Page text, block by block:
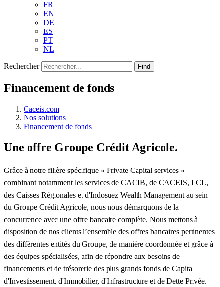
FR
EN
DE
ES
PT
NL
Rechercher Find
Financement de fonds
Caceis.com
Nos solutions
Financement de fonds
Une offre Groupe Crédit Agricole.
Grâce à notre filière spécifique « Private Capital services »
combinant notamment les services de CACIB, de CACEIS, LCL,
des Caisses Régionales et d'Indosuez Wealth Management au sein
du Groupe Crédit Agricole, nous nous démarquons de la
concurrence avec une offre bancaire complète. Nous mettons à
disposition de nos clients l’ensemble des offres bancaires pertinentes
des différentes entités du Groupe, de manière coordonnée et grâce à
des équipes spécialisées, afin de répondre aux besoins de
financements et de trésorerie des plus grands fonds de Capital
d'Investissement, d'Immobilier, d'Infrastructure et de Dette Privée.